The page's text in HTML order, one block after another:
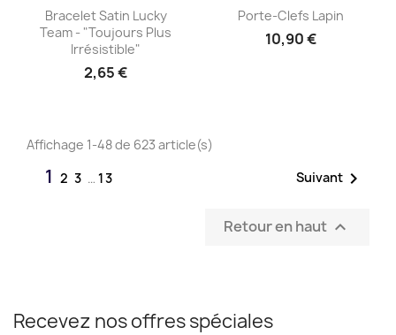
Aperçu rapide
Bracelet Satin Lucky
Team - "Toujours Plus
Irrésistible"
2,65 €
Aperçu rapide
Porte-Clefs Lapin
10,90 €
Affichage 1-48 de 623 article(s)
1 2 3 … 13 Suivant 
Retour en haut 
Recevez nos offres spéciales